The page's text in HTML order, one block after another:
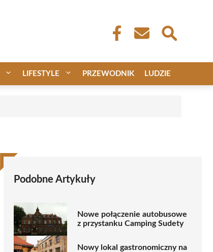
LIFESTYLE PRZEWODNIK LUDZIE
Podobne Artykuły
Nowe połączenie autobusowe
z przystanku Camping Sudety
Nowy lokal gastronomiczny na